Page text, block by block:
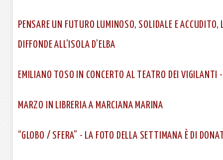
PENSARE UN FUTURO LUMINOSO, SOLIDALE E
DIFFONDE ALL’ISOLA D’ELBA
EMILIANO TOSO IN CONCERTO AL TEATRO DEI VIGILANTI
MARZO IN LIBRERIA A MARCIANA MARINA
“GLOBO / SFERA” - LA FOTO DELLA SETTIMANA È DI